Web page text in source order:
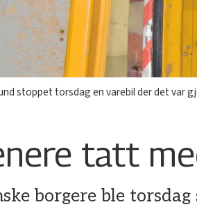
stoppet torsdag en varebil der det
tatt
borgere ble